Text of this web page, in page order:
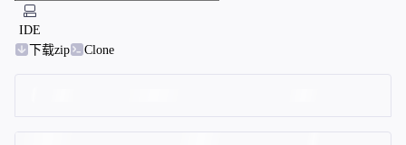
IDE
下载zip
Clone